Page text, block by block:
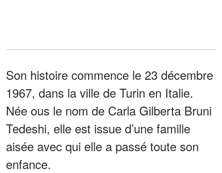
Son histoire commence le 23 décembre
1967, dans la ville de Turin en Italie.
Née ous le nom de Carla Gilberta Bruni
Tedeshi, elle est issue d’une famille
aisée avec qui elle a passé toute son
enfance.